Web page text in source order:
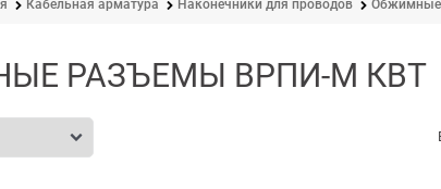
Кабельная арматура Наконечники для проводов Обжимные
РАЗЪЕМЫ ВРПИ-М КВТ